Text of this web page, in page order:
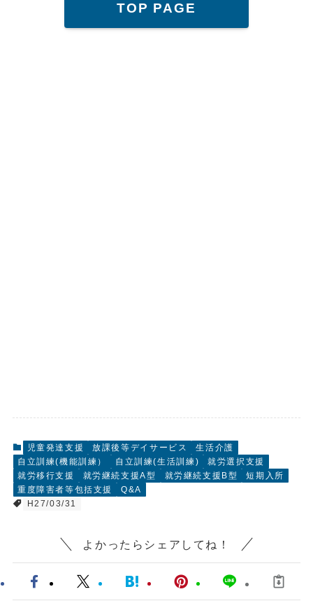
TOP PAGE
児童発達支援 放課後等デイサービス
生活介護
自立訓練(機能訓練）
自立訓練(生活訓練)
就労選択支援
就労移行支援
就労継続支援A型 就労継続支援B型
短期入所
重度障害者等包括支援
Q&A
H27/03/31
よかったらシェアしてね！